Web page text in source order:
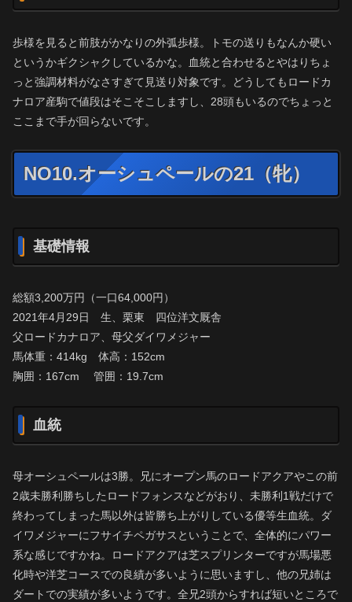
歩様を見ると前肢がかなりの外弧歩様。トモの送りもなんか硬い
というかギクシャクしているかな。血統と合わせるとやはりちょ
っと強調材料がなさすぎて見送り対象です。どうしてもロードカ
ナロア産駒で値段はそこそこしますし、28頭もいるのでちょっと
ここまで手が回らないです。
NO10.オーシュペールの21（牝）
基礎情報
総額3,200万円（一口64,000円）
2021年4月29日 生、栗東 四位洋文厩舎
父ロードカナロア、母父ダイワメジャー
馬体重：414kg 体高：152cm
胸囲：167cm 管囲：19.7cm
血統
母オーシュペールは3勝。兄にオープン馬のロードアクアやこの前
2歳未勝利勝ちしたロードフォンスなどがおり、未勝利1戦だけで
終わってしまった馬以外は皆勝ち上がりしている優等生血統。ダ
イワメジャーにフサイチペガサスということで、全体的にパワー
系な感じですかね。ロードアクアは芝スプリンターですが馬場悪
化時や洋芝コースでの良績が多いように思いますし、他の兄姉は
ダートでの実績が多いようです。全兄2頭からすれば短いところで